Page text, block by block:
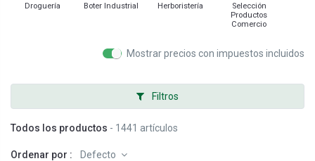
Droguería Boter Industrial Herboristería
Selección
Productos
Comercio
Mostrar precios con impuestos incluidos
Filtros
Todos los productos - 1441 artículos
Ordenar por : Defecto